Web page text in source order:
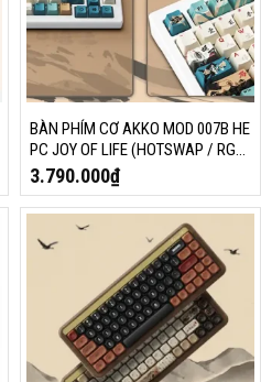
BÀN PHÍM CƠ AKKO MOD 007B HE
PC JOY OF LIFE (HOTSWAP / RGB
/ USB TYPE C 8K HZ/ MAGNETIC
SWITCH / RAPID TRIGGER/ MULTI-
MODE)
3.790.000₫